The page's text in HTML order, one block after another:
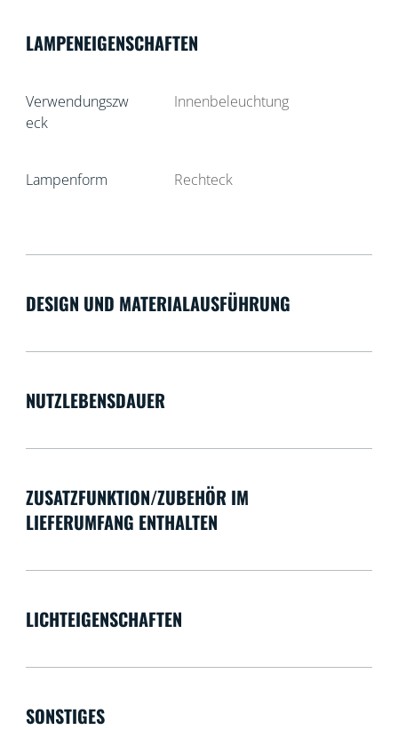
LAMPENEIGENSCHAFTEN
Verwendungszw
eck
Innenbeleuchtung
Lampenform Rechteck
DESIGN UND MATERIALAUSFÜHRUNG
NUTZLEBENSDAUER
ZUSATZFUNKTION/ZUBEHÖR IM
LIEFERUMFANG ENTHALTEN
LICHTEIGENSCHAFTEN
SONSTIGES